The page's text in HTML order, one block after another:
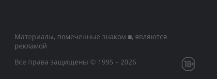
Материалы, помеченные знаком ■, являются
рекламой
Все права защищены © 1995 – 2026